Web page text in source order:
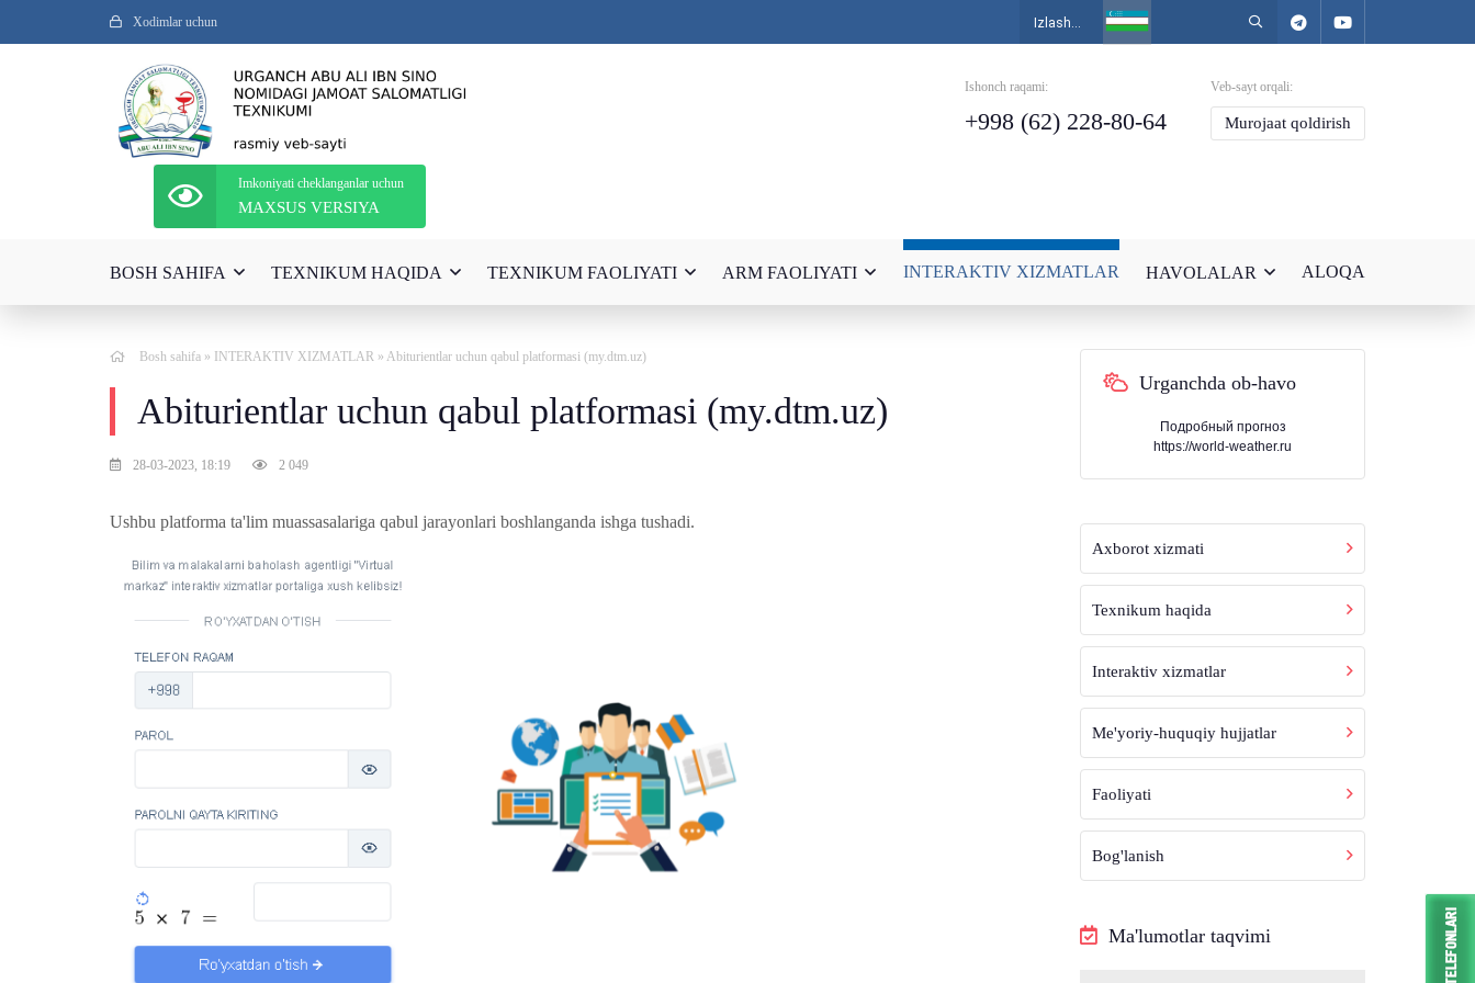
Xodimlar uchun
Ishonch raqami:
+998 (62) 228-80-64
Veb-sayt orqali:
Murojaat qoldirish
Imkoniyati cheklanganlar uchun
MAXSUS VERSIYA
BOSH SAHIFA TEXNIKUM HAQIDA TEXNIKUM FAOLIYATI ARM FAOLIYATI INTERAKTIV XIZMATLAR HAVOLALAR ALOQA
Bosh sahifa » INTERAKTIV XIZMATLAR » Abiturientlar uchun qabul platformasi (my.dtm.uz)
Abiturientlar uchun qabul platformasi (my.dtm.uz)
28-03-2023, 18:19 2 049
Ushbu platforma ta'lim muassasalariga qabul jarayonlari boshlanganda ishga tushadi.
Urganchda ob-havo
Подробный прогноз
https://world-weather.ru
Axborot xizmati
Texnikum haqida
Interaktiv xizmatlar
Me'yoriy-huquqiy hujjatlar
Faoliyati
Bog'lanish
Ma'lumotlar taqvimi